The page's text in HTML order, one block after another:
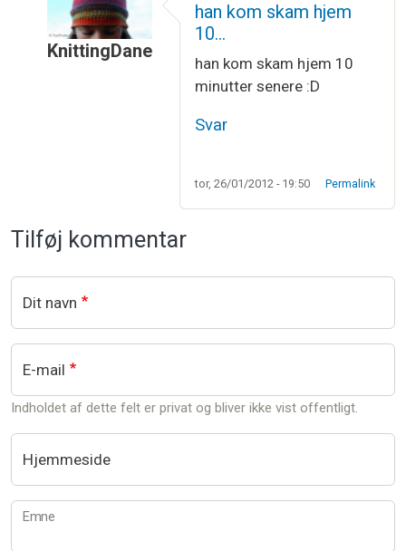
KnittingDane
Så må vi håbe at det ikke… af
han kom skam hjem
10…
han kom skam hjem 10
minutter senere :D
Svar
tor, 26/01/2012 - 19:50 Permalink
Tilføj kommentar
Dit navn
E-mail
Indholdet af dette felt er privat og bliver ikke vist offentligt.
Hjemmeside
Emne